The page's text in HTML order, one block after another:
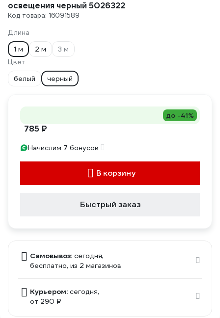
освещения черный 5026322
Код товара: 16091589
Длина
1 м
2 м
3 м
Цвет
белый
черный
до -41%
785 ₽
Начислим 7 бонусов
В корзину
Быстрый заказ
Самовывоз: сегодня,
бесплатно, из 2 магазинов
Курьером: сегодня,
от 290 ₽